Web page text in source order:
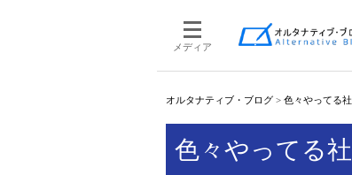
メディア
オルタナティブ・ブログ > 色々やってる
色々やってる